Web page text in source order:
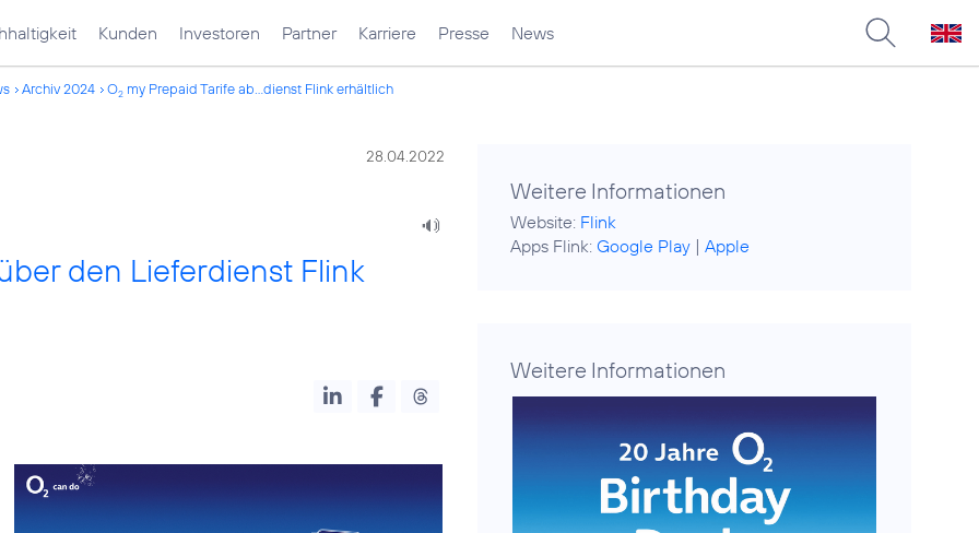
Kunden Investoren Partner Karriere Presse News
Archiv 2024 O2 my Prepaid Tarife ab...dienst Flink erhältlich
28.04.2022
den Lieferdienst Flink
Weitere Informationen
Website: Flink
Apps Flink:Google Play |Apple
Weitere Informationen